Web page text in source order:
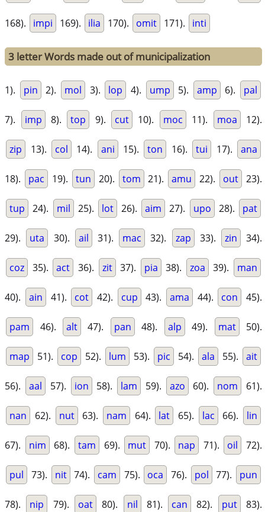
168). impi 169). ilia 170). omit 171). inti
3 letter Words made out of municipalization
1). pin 2). mol 3). lop 4). ump 5). amp 6). pal
7). imp 8). top 9). cut 10). moc 11). moa 12).
zip 13). col 14). ani 15). ton 16). tui 17). ana
18). pac 19). tun 20). tom 21). amu 22). out 23).
tup 24). mil 25). lot 26). aim 27). upo 28). pat
29). uta 30). ail 31). mac 32). zap 33). zin 34).
coz 35). act 36). zit 37). pia 38). zoa 39). man
40). ain 41). cot 42). cup 43). ama 44). con 45).
pam 46). alt 47). pan 48). alp 49). mat 50).
map 51). cop 52). lum 53). pic 54). ala 55). ait
56). aal 57). ion 58). lam 59). azo 60). nom 61).
nan 62). nut 63). nam 64). lat 65). lac 66). lin
67). nim 68). tam 69). mut 70). nap 71). oil 72).
pul 73). nit 74). cam 75). oca 76). pol 77). pun
78). nip 79). oat 80). nil 81). can 82). put 83).